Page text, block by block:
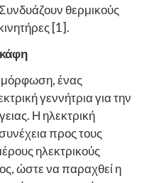
θερμικούς
[1].
ένας
γεννήτρια για την
Η ηλεκτρική
προς τους
ηλεκτρικούς
ώστε να παραχθεί η